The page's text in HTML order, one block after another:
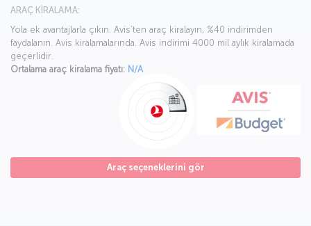
ARAÇ KİRALAMA:
Yola ek avantajlarla çıkın. Avis’ten araç kiralayın, %40 indirimden
faydalanın. Avis kiralamalarında. Avis indirimi 4000 mil aylık kiralamada
geçerlidir.
Ortalama araç kiralama fiyatı: N/A
Araç seçeneklerini gör